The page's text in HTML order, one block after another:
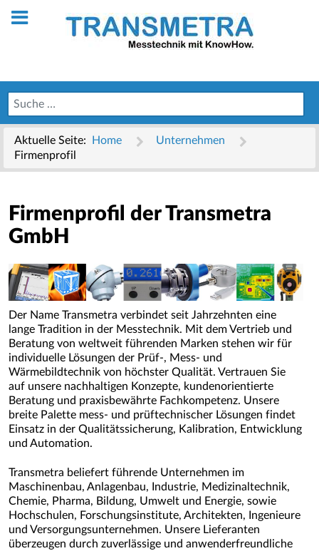
Aktuelle Seite: Home
Unternehmen
Firmenprofil
Firmenprofil der Transmetra
GmbH
Der Name Transmetra verbindet seit Jahrzehnten eine
lange Tradition in der Messtechnik. Mit dem Vertrieb und
Beratung von weltweit führenden Marken stehen wir für
individuelle Lösungen der Prüf-, Mess- und
Wärmebildtechnik von höchster Qualität. Vertrauen Sie
auf unsere nachhaltigen Konzepte, kundenorientierte
Beratung und praxisbewährte Fachkompetenz. Unsere
breite Palette mess- und prüftechnischer Lösungen findet
Einsatz in der Qualitätssicherung, Kalibration, Entwicklung
und Automation.
Transmetra beliefert führende Unternehmen im
Maschinenbau, Anlagenbau, Industrie, Medizinaltechnik,
Chemie, Pharma, Bildung, Umwelt und Energie, sowie
Hochschulen, Forschungsinstitute, Architekten, Ingenieure
und Versorgungsunternehmen. Unsere Lieferanten
überzeugen durch zuverlässige und anwenderfreundliche